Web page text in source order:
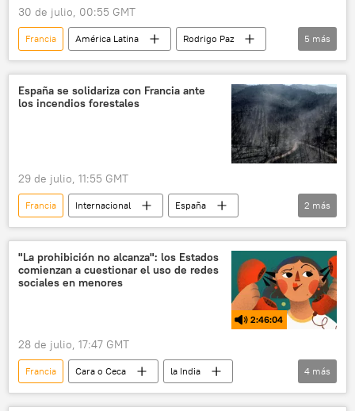
30 de julio, 00:55 GMT
Francia América Latina
Rodrigo Paz
Alberto Fernández
China
Alemania
Fondo Monetario Internacional (FMI)
Movimiento Al Socialismo (MAS)
5 más
España se solidariza con Francia ante
los incendios forestales
29 de julio, 11:55 GMT
Francia Internacional
España
🌍 Europa
incendios forestales
2 más
"La prohibición no alcanza": los Estados
comienzan a cuestionar el uso de redes
sociales en menores
2:46:04
28 de julio, 17:47 GMT
Francia Cara o Ceca
la India
BRICS
política
Australia
4 más